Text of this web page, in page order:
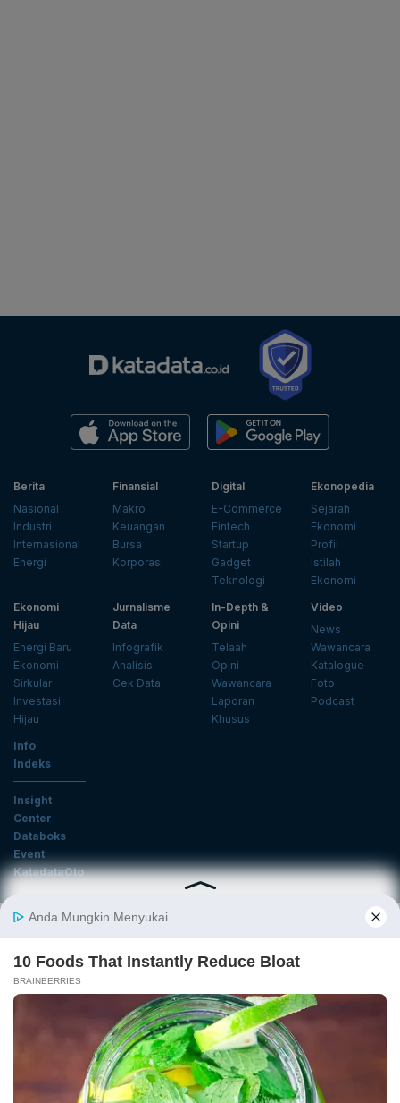
Berita
Nasional
Industri
Internasional
Energi
Finansial
Makro
Keuangan
Bursa
Korporasi
Digital
E-Commerce
Fintech
Startup
Gadget
Teknologi
Ekonopedia
Sejarah
Ekonomi
Profil
Istilah
Ekonomi
Ekonomi
Hijau
Energi Baru
Ekonomi
Sirkular
Investasi
Hijau
Jurnalisme
Data
Infografik
Analisis
Cek Data
In-Depth &
Opini
Telaah
Opini
Wawancara
Laporan
Khusus
Video
News
Wawancara
Katalogue
Foto
Podcast
Info
Indeks
Insight
Center
Databoks
Event
KatadataOto
Langganan Newsletter
Ikuti Kami
Tentang Katadata Advertising Karier
Pedoman Media Siber
Kebijakan Privasi
Disclaimer Hubungi Kami